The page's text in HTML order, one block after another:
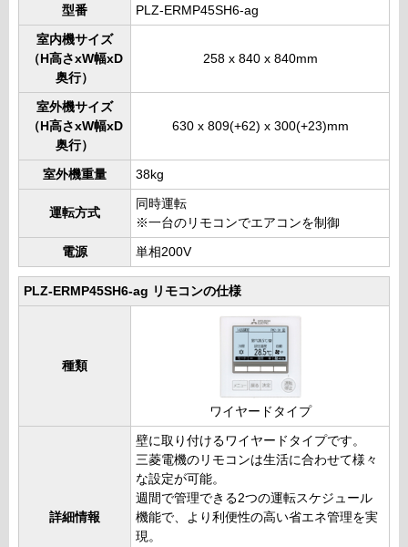
型番 PLZ-ERMP45SH6-ag
室内機サイズ
（H高さxW幅xD
奥行）
258 x 840 x 840mm
室外機サイズ
（H高さxW幅xD
奥行）
630 x 809(+62) x 300(+23)mm
室外機重量 38kg
運転方式
同時運転
※一台のリモコンでエアコンを制御
電源 単相200V
PLZ-ERMP45SH6-ag リモコンの仕様
種類
ワイヤードタイプ
詳細情報
壁に取り付けるワイヤードタイプです。
三菱電機のリモコンは生活に合わせて様々
な設定が可能。
週間で管理できる2つの運転スケジュール
機能で、より利便性の高い省エネ管理を実
現。